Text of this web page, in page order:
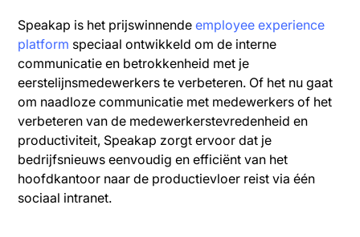
Speakap is het prijswinnendeemployee experience
platform speciaal ontwikkeld om de interne
communicatie en betrokkenheid met je
eerstelijnsmedewerkers te verbeteren. Of het nu gaat
om naadloze communicatie met medewerkers of het
verbeteren van de medewerkerstevredenheid en
productiviteit, Speakap zorgt ervoor dat je
bedrijfsnieuws eenvoudig en efficiënt van het
hoofdkantoor naar de productievloer reist via één
sociaal intranet.